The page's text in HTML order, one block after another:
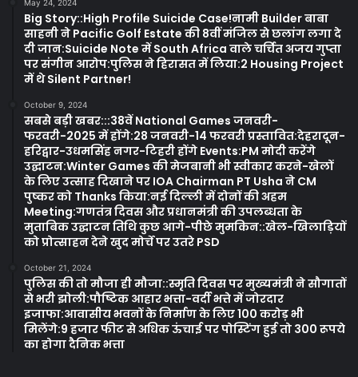
May 24, 2024
Big Story::High Profile Suicide Case!नामी Builder बाबा
साहनी ने Pacific Golf Estate की 8वीं मंजिल से छलांग लगा दे
दी जान:Suicide Note में South Africa वाले चर्चित अजय गुप्ता
पर संगीन आरोप:पुलिस ने हिरासत में लिया:2 Housing Project
में थे Silent Partner!
October 9, 2024
सबसे बड़ी खबर:::38वें National Games जनवरी-
फरवरी-2025 में होंगे:28 जनवरी-14 फरवरी प्रस्तावित:देहरादून-
हरिद्वार-उधमसिंह नगर-टिहरी होंगे Events:PM मोदी करेंगे
उद्घाटन:Winter Games की मेजबानी भी स्वीकार करने-खेलों
के लिए उत्साह दिखाने पर IOA Chairman PT Usha ने CM
पुष्कर को Thanks किया:नई दिल्ली में दोनों की अहम
Meeting:गणतंत्र दिवस और प्रधानमंत्री की उपलब्धता के
मुताबिक उद्घाटन तिथि कुछ आगे-पीछे मुमकिन::खेल-खिलाड़ियों
को प्रोत्साहन देने खुद मोर्चे पर उतरे PSD
October 21, 2024
पुलिस की तो मौजा ही मौजा::स्मृति दिवस पर मुख्यमंत्री ने सौगातों
से भरी झोली:पौष्टिक आहार भत्ता-वर्दी भत्ते में जोरदार
इजाफा:आवासीय भवनों के निर्माण के लिए 100 करोड़ भी
मिलेंगे:9 हजार फीट से अधिक ऊंचाई पर पोस्टिंग हुई तो 300 रूपये
का होगा दैनिक भत्ता